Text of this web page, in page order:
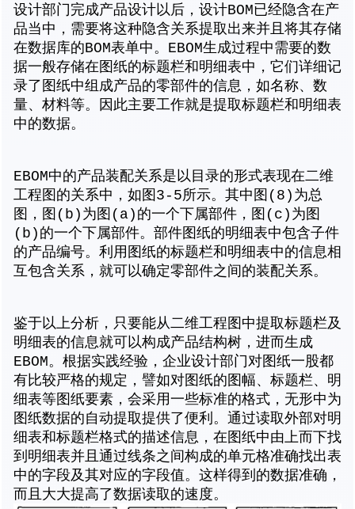
设计部门完成产品设计以后，设计BOM已经隐含在产
品当中，需要将这种隐含关系提取出来并且将其存储
在数据库的BOM表单中。EBOM生成过程中需要的数
据一般存储在图纸的标题栏和明细表中，它们详细记
录了图纸中组成产品的零部件的信息，如名称、数
量、材料等。因此主要工作就是提取标题栏和明细表
中的数据。
EBOM中的产品装配关系是以目录的形式表现在二维
工程图的关系中，如图3-5所示。其中图(8)为总
图，图(b)为图(a)的一个下属部件，图(c)为图
(b)的一个下属部件。部件图纸的明细表中包含子件
的产品编号。利用图纸的标题栏和明细表中的信息相
互包含关系，就可以确定零部件之间的装配关系。
鉴于以上分析，只要能从二维工程图中提取标题栏及
明细表的信息就可以构成产品结构树，进而生成
EBOM。根据实践经验，企业设计部门对图纸一股都
有比较严格的规定，譬如对图纸的图幅、标题栏、明
细表等图纸要素，会采用一些标准的格式，无形中为
图纸数据的自动提取提供了便利。通过读取外部对明
细表和标题栏格式的描述信息，在图纸中由上而下找
到明细表并且通过线条之间构成的单元格准确找出表
中的字段及其对应的字段值。这样得到的数据准确，
而且大大提高了数据读取的速度。